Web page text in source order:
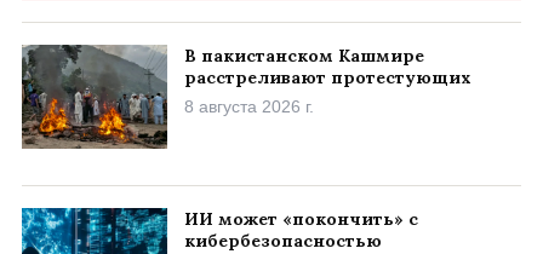
В пакистанском Кашмире
расстреливают протестующих
8 августа 2026 г.
ИИ может «покончить» с
кибербезопасностью